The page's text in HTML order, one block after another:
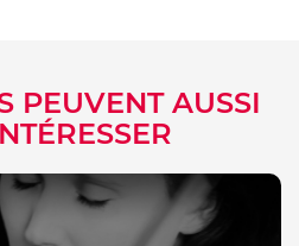
PEUVENT AUSSI